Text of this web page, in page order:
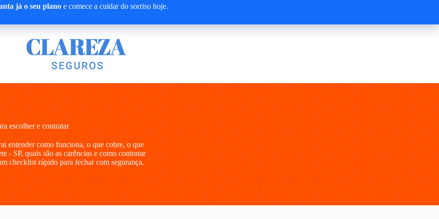
já o seu planoe comece a cuidar do sorriso hoje.
escolher e contratar
entender como funciona, o que cobre, o que
- SP, quais são as carências e como contratar
checklist rápido para fechar com segurança.